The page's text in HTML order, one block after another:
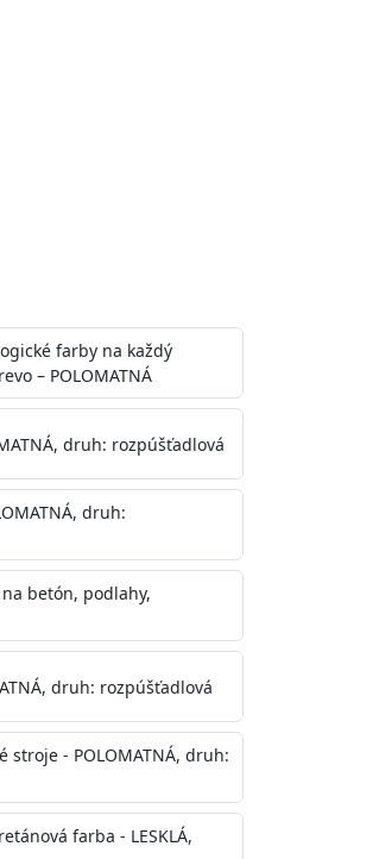
Naneste jednu
3-
a nižšou
farby na každý
– POLOMATNÁ
druh: rozpúšťadlová
druh:
betón, podlahy,
druh: rozpúšťadlová
stroje - POLOMATNÁ, druh:
farba - LESKLÁ,